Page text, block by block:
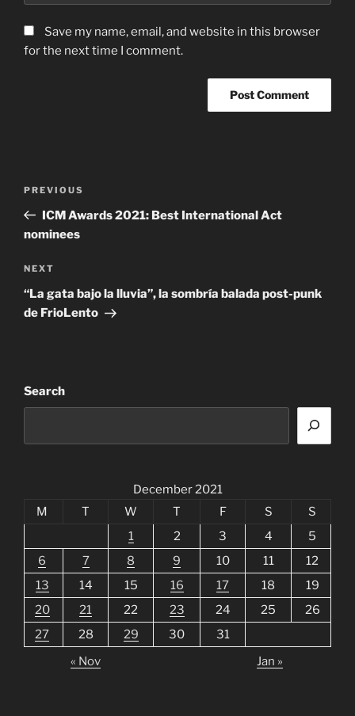
Save my name, email, and website in this browser
for the next time I comment.
Previous
Post
PREVIOUS
ICM Awards 2021: Best International Act
nominees
Next
Post
NEXT
“La gata bajo la lluvia”, la sombría balada post-punk
de FrioLento
Search
December 2021
M
T W T F S
S
1
2 3 4
5
6
7 8 9 10 11
12
13
14 15 16 17 18
19
20
21 22 23 24 25
26
27
28 29 30
31
« Nov
Jan »